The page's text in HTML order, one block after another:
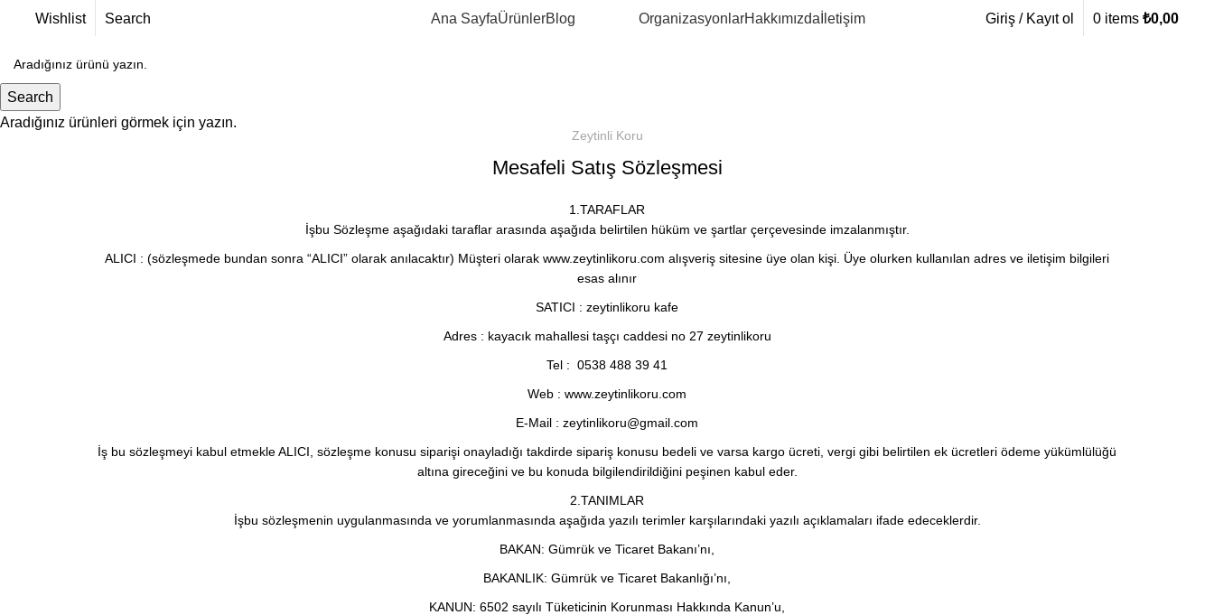
Wishlist Search Ana SayfaÜrünlerBlog OrganizasyonlarHakkımızda İletişim Giriş / Kayıt ol 0 items ₺0,00
Mesafeli Satış Sözleşmesi
Zeytinli Koru
Mesafeli Satış Sözleşmesi
1.TARAFLAR
İşbu Sözleşme aşağıdaki taraflar arasında aşağıda belirtilen hüküm ve şartlar çerçevesinde imzalanmıştır.
ALICI : (sözleşmede bundan sonra “ALICI” olarak anılacaktır) Müşteri olarak www.zeytinlikoru.com alışveriş sitesine üye olan kişi. Üye olurken kullanılan adres ve iletişim bilgileri
esas alınır
SATICI : zeytinlikoru kafe
Adres : kayacık mahallesi taşçı caddesi no 27 zeytinlikoru
Tel : 0538 488 39 41
Web : www.zeytinlikoru.com
E-Mail : zeytinlikoru@gmail.com
İş bu sözleşmeyi kabul etmekle ALICI, sözleşme konusu siparişi onayladığı takdirde sipariş konusu bedeli ve varsa kargo ücreti, vergi gibi belirtilen ek ücretleri ödeme yükümlülüğü
altına gireceğini ve bu konuda bilgilendirildiğini peşinen kabul eder.
2.TANIMLAR
İşbu sözleşmenin uygulanmasında ve yorumlanmasında aşağıda yazılı terimler karşılarındaki yazılı açıklamaları ifade edeceklerdir.
BAKAN: Gümrük ve Ticaret Bakanı’nı,
BAKANLIK: Gümrük ve Ticaret Bakanlığı’nı,
KANUN: 6502 sayılı Tüketicinin Korunması Hakkında Kanun’u,
Search
Aradığınız ürünleri görmek için yazın.